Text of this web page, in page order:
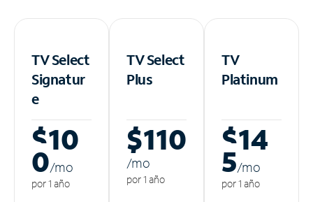
TV Select
Signatur
e
$10
0/mo
por 1 año
TV Select
Plus
$110
/mo
por 1 año
TV
Platinum
$14
5/mo
por 1 año